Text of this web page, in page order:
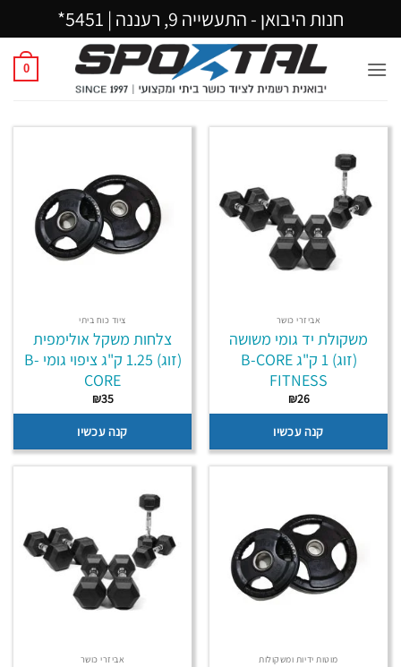
חנות היבואן - התעשייה 9, רעננה | 5451*
0
אביזרי כושר
משקולת יד גומי משושה
(זוג) 1 ק"ג B-CORE
FITNESS
₪26
קנה עכשיו
ציוד כוח ביתי
צלחות משקל אולימפית
(זוג) 1.25 ק"ג ציפוי גומי B-
CORE
₪35
קנה עכשיו
מוטות ידיות ומשקולות אביזרי כושר